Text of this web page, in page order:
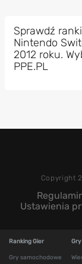
Sprawdź
Nintendo
2012 roku.
PPE.PL
Copyright
Ustawienia
Ranking Gier
Gry samochodowe
Gry